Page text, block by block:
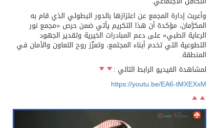
وأعربت إدارة المجمع عن اعتزازها بالدور البطولي الذي قام به
المكرَّمان، مؤكدة أن هذا التكريم يأتي ضمن حرص «مجمع نور
الرعاية الطبي» على دعم المبادرات الخيرية وتقدير الجهود
التطوعية التي تخدم أبناء المجتمع، وتعزّز روح التعاون والأمان في
المنطقة.
لمشاهدة الفيديو الرابط التالي :
https://youtu.be/EA6-tMXEXxM